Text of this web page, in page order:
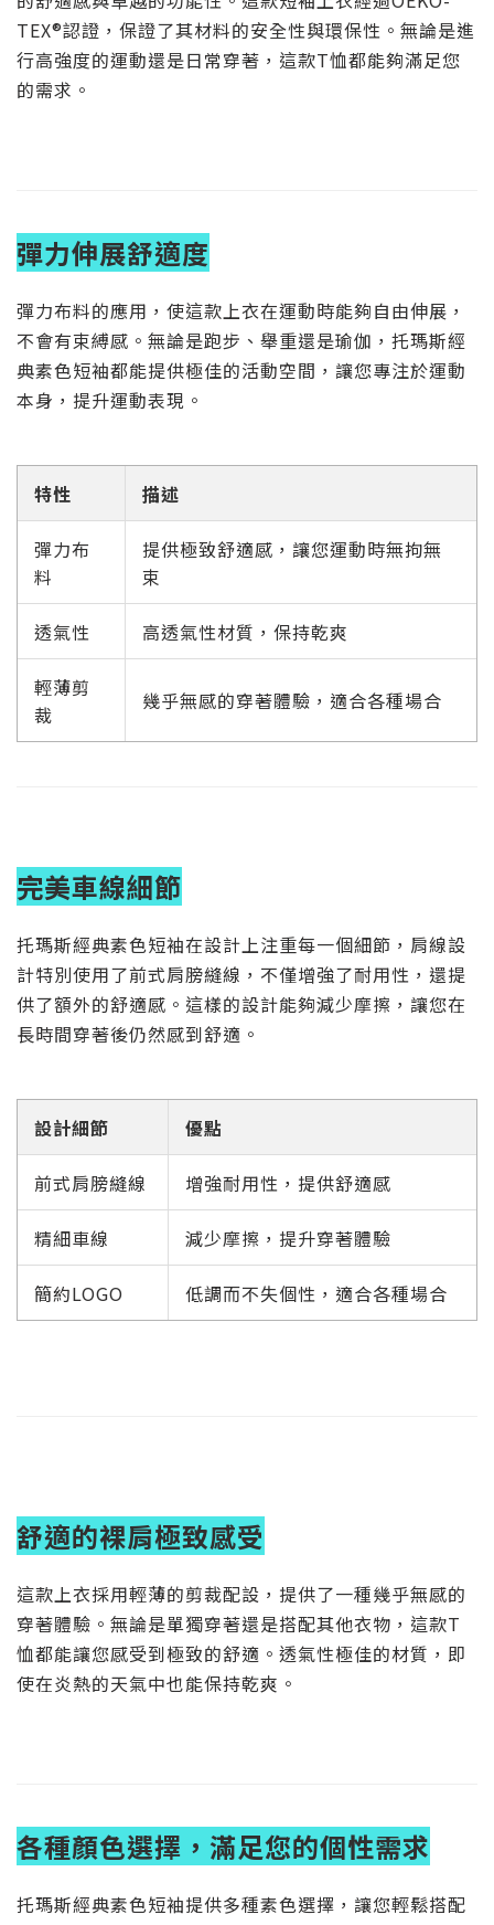
TEX®認證，保證了其材料的安全性與環保性。無論是進
行高強度的運動還是日常穿著，這款T恤都能夠滿足您
的需求。
彈力伸展舒適度
彈力布料的應用，使這款上衣在運動時能夠自由伸展，
不會有束縛感。無論是跑步、舉重還是瑜伽，托瑪斯經
典素色短袖都能提供極佳的活動空間，讓您專注於運動
本身，提升運動表現。
特性 描述
彈力布
料
提供極致舒適感，讓您運動時無拘無
束
透氣性 高透氣性材質，保持乾爽
輕薄剪
裁
幾乎無感的穿著體驗，適合各種場合
完美車線細節
托瑪斯經典素色短袖在設計上注重每一個細節，肩線設
計特別使用了前式肩膀縫線，不僅增強了耐用性，還提
供了額外的舒適感。這樣的設計能夠減少摩擦，讓您在
長時間穿著後仍然感到舒適。
設計細節 優點
前式肩膀縫線 增強耐用性，提供舒適感
精細車線 減少摩擦，提升穿著體驗
簡約LOGO 低調而不失個性，適合各種場合
舒適的裸肩極致感受
這款上衣採用輕薄的剪裁配設，提供了一種幾乎無感的
穿著體驗。無論是單獨穿著還是搭配其他衣物，這款T
恤都能讓您感受到極致的舒適。透氣性極佳的材質，即
使在炎熱的天氣中也能保持乾爽。
各種顏色選擇，滿足您的個性需求
托瑪斯經典素色短袖提供多種素色選擇，讓您輕鬆搭配